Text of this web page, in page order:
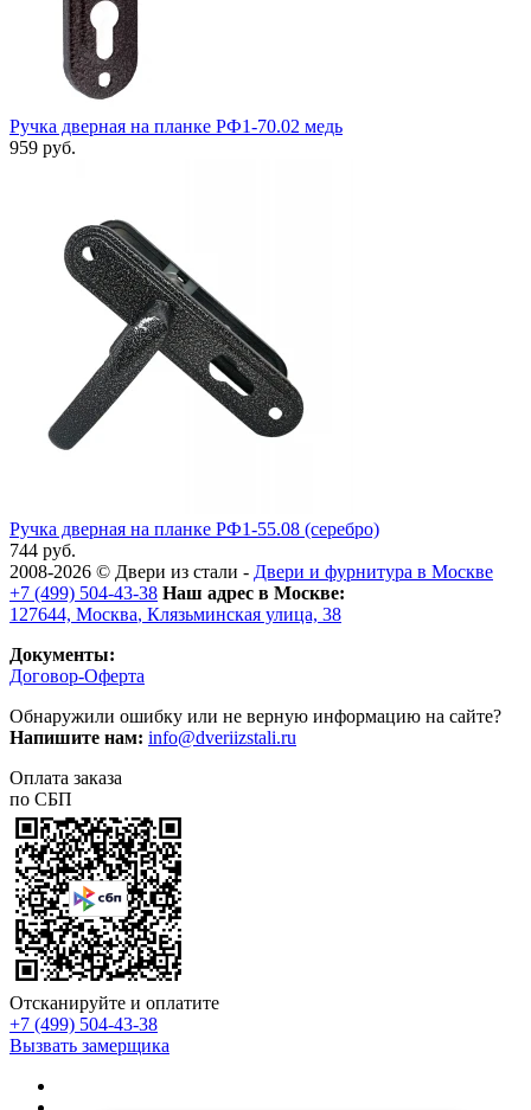
Ручка дверная на планке РФ1-70.02 медь
959 руб.
Ручка дверная на планке РФ1-55.08 (серебро)
744 руб.
2008-2026 © Двери из стали - Двери и фурнитура в Москве
+7 (499) 504-43-38 Наш адрес в Москве:
127644, Москва, Клязьминская улица, 38
Документы:
Договор-Оферта
Обнаружили ошибку или не верную информацию на сайте?
Напишите нам: info@dveriizstali.ru
Оплата заказа
по СБП
Отсканируйте и оплатите
+7 (499) 504-43-38
Вызвать замерщика